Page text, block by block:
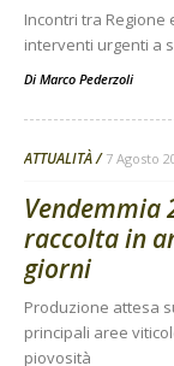
Incontri tra
interventi urgenti a
Di Marco Pederzoli
ATTUALITÀ 7 Agosto
Vendemmia
raccolta in
giorni
Produzione attesa
principali aree
piovosità